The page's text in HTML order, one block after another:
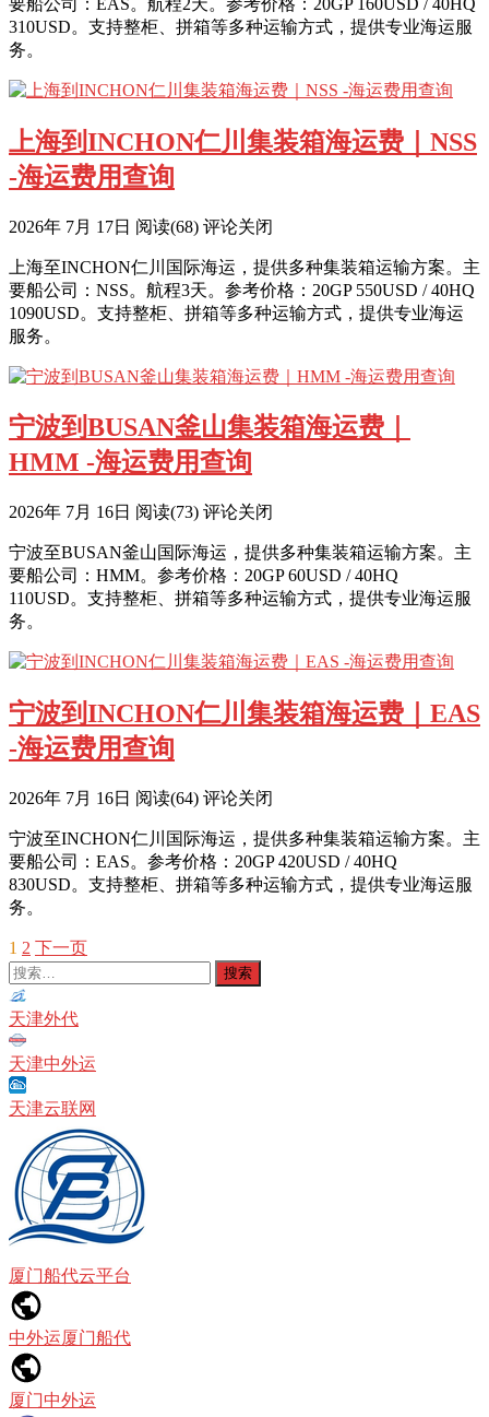
310USD。支持整柜、拼箱等多种运输方式，提供专业海运服
务。
上海到INCHON仁川集装箱海运费｜NSS
-海运费用查询
2026年 7月 17日 阅读(68) 评论关闭
上海至INCHON仁川国际海运，提供多种集装箱运输方案。主
要船公司：NSS。航程3天。参考价格：20GP 550USD / 40HQ
1090USD。支持整柜、拼箱等多种运输方式，提供专业海运
服务。
宁波到BUSAN釜山集装箱海运费｜
HMM -海运费用查询
2026年 7月 16日 阅读(73) 评论关闭
宁波至BUSAN釜山国际海运，提供多种集装箱运输方案。主
要船公司：HMM。参考价格：20GP 60USD / 40HQ
110USD。支持整柜、拼箱等多种运输方式，提供专业海运服
务。
宁波到INCHON仁川集装箱海运费｜EAS
-海运费用查询
2026年 7月 16日 阅读(64) 评论关闭
宁波至INCHON仁川国际海运，提供多种集装箱运输方案。主
要船公司：EAS。参考价格：20GP 420USD / 40HQ
830USD。支持整柜、拼箱等多种运输方式，提供专业海运服
务。
文
章
分
页
1 2 下一页
搜
索：
天津外代
天津中外运
天津云联网
厦门船代云平台
中外运厦门船代
厦门中外运